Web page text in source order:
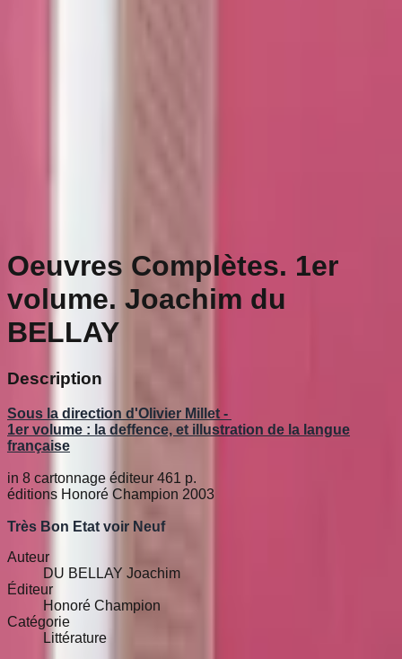
Oeuvres Complètes. 1er
volume. Joachim du
BELLAY
Description
Sous la direction d'Olivier Millet -
1er volume : la deffence, et illustration de la langue
française
in 8 cartonnage éditeur 461 p.
éditions Honoré Champion 2003
Très Bon Etat voir Neuf
Auteur
DU BELLAY Joachim
Éditeur
Honoré Champion
Catégorie
Littérature